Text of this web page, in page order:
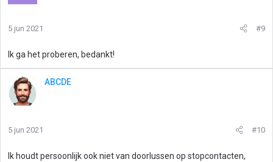
5 jun 2021 #9
Ik ga het proberen, bedankt!
ABCDE
5 jun 2021 #10
Ik houdt persoonlijk ook niet van doorlussen op stopcontacten,